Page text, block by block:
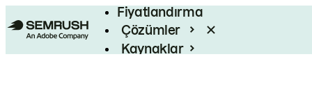
Fiyatlandırma
Çözümler
Kaynaklar